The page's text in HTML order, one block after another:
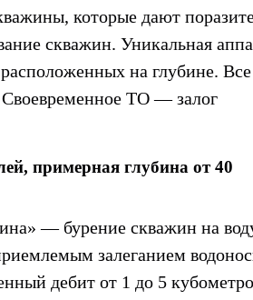
которые дают
скважин. Уникальная
на глубине. Все
Своевременное ТО — залог
примерная глубина от 40
— бурение скважин на
залеганием
дебит от 1 до 5